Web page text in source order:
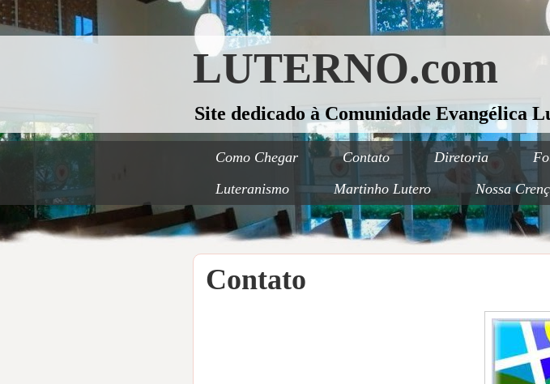
LUTERNO.com
Site dedicado à Comunidade Evangélica
Como Chegar Contato Diretoria
Luteranismo
Martinho Lutero Nossa
Contato